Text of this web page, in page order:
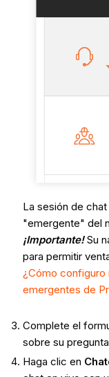
La sesión de
"emergente" del
¡Importante!Su
para permitir
¿Cómo configuro
emergentes de
Complete el
sobre su
Haga clic en